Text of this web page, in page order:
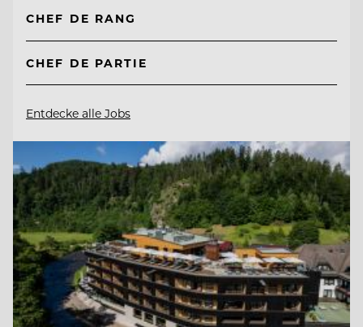
CHEF DE RANG
CHEF DE PARTIE
Entdecke alle Jobs